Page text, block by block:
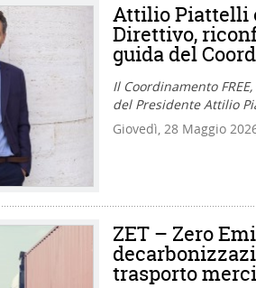
Attilio Piattelli
Direttivo,
guida del
Il Coordinamento
del Presidente Attilio
Giovedì, 28 Maggio
ZET – Zero
trasporto